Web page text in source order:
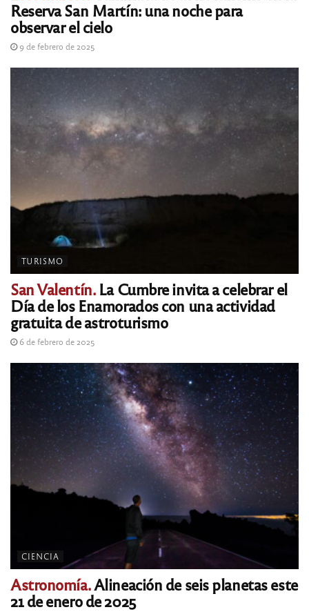
Reserva San Martín: una noche para
observar el cielo
9 de febrero de 2025
TURISMO
San Valentín.La Cumbre invita a celebrar el
Día de los Enamorados con una actividad
gratuita de astroturismo
6 de febrero de 2025
CIENCIA
Astronomía.Alineación de seis planetas este
21 de enero de 2025